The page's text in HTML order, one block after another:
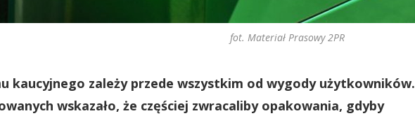
fot. Materiał Prasowy 2PR
kaucyjnego zależy przede wszystkim od wygody użytkowników.
wskazało, że częściej zwracaliby opakowania, gdyby